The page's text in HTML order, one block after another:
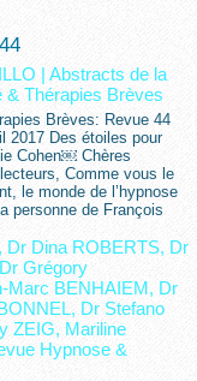
|Abstracts de la
& Thérapies Brèves
Brèves: Revue 44
2017 Des étoiles pour
Cohen￼ Chères
Comme vous le
le monde de l’hypnose
personne de François
, Dr Dina ROBERTS, Dr
Dr Grégory
Marc BENHAIEM, Dr
, Dr Stefano
ZEIG, Mariline
Hypnose &